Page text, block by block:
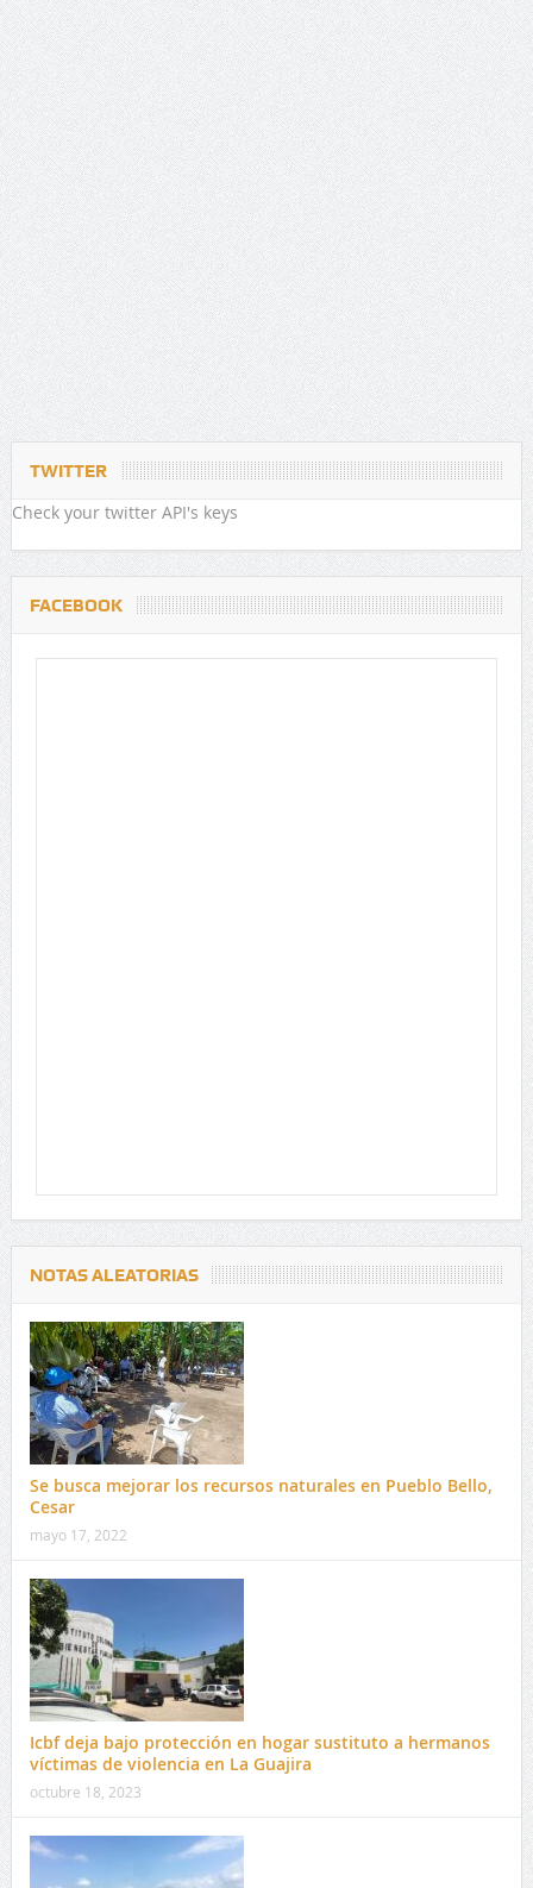
TWITTER
Check your twitter API's keys
FACEBOOK
NOTAS ALEATORIAS
Se busca mejorar los recursos naturales en Pueblo Bello,
Cesar
mayo 17, 2022
Icbf deja bajo protección en hogar sustituto a hermanos
víctimas de violencia en La Guajira
octubre 18, 2023